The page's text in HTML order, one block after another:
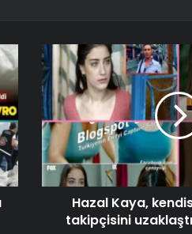
Hazal Kaya,
takipçisini